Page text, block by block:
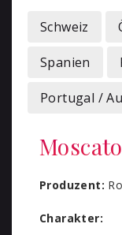
Schweiz
Spanien
Portugal /
Produzent:
Charakter: